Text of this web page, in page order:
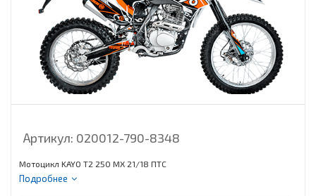
Артикул: 020012-790-8348
Мотоцикл KAYO T2 250 MX 21/18 ПТС
Подробнее